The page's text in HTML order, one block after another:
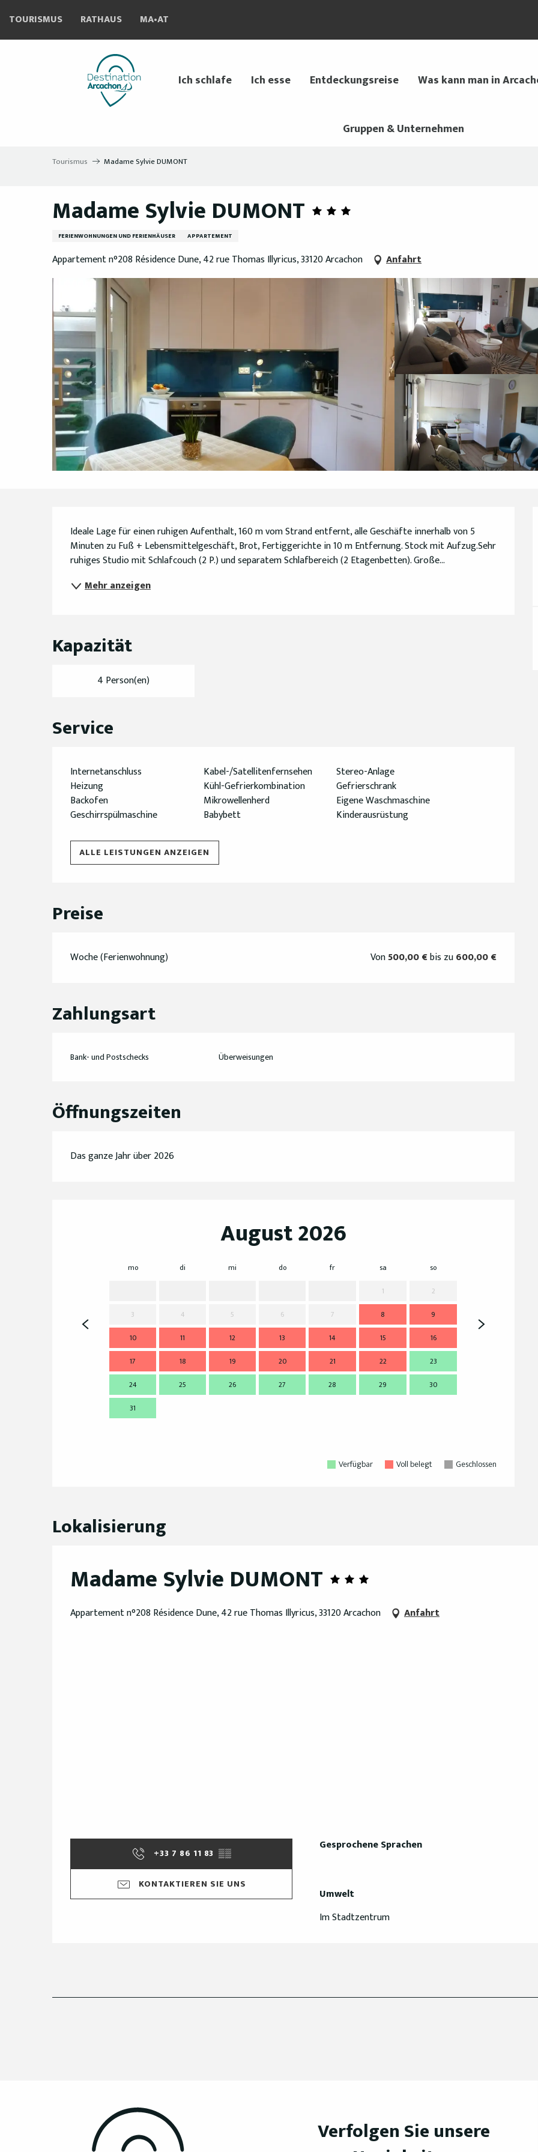
contenu
TOURISMUS RATHAUS MA•AT
Ich schlafe Ich esse Entdeckungsreise Was kann man in
Gruppen & Unternehmen
Tourismus Madame Sylvie DUMONT
Madame Sylvie DUMONT
FERIENWOHNUNGEN UND FERIENHÄUSER APPARTEMENT
Appartement n°208 Résidence Dune, 42 rue Thomas Illyricus, 33120 Arcachon Anfahrt
Beschreibung
Ideale Lage für einen ruhigen Aufenthalt, 160 m vom Strand entfernt, alle Geschäfte innerhalb von 5
Minuten zu Fuß + Lebensmittelgeschäft, Brot, Fertiggerichte in 10 m Entfernung. Stock mit Aufzug.Sehr
ruhiges Studio mit Schlafcouch (2 P.) und separatem Schlafbereich (2 Etagenbetten). Große...
Mehr anzeigen
Kapazität
4 Person(en)
Service
Internetanschluss Kabel-/Satellitenfernsehen
Stereo-Anlage
Heizung
Kühl-Gefrierkombination
Gefrierschrank
Backofen
Mikrowellenherd
Eigene Waschmaschine
Geschirrspülmaschine
Babybett Kinderausrüstung
ALLE LEISTUNGEN ANZEIGEN
Preise
Woche (Ferienwohnung) Von500,00 €bis zu600,00 €
Zahlungsart
Bank- und Postschecks Überweisungen
Öffnungszeiten
Das ganze Jahr über 2026
August 2026
mo di mi do fr sa
so
1
2
3
4 5 6 7 8
9
10
11 12 13 14 15
16
17
18 19 20 21 22
23
24
25 26 27 28 29
30
31
Verfügbar Voll belegt Geschlossen
Lokalisierung
Madame Sylvie DUMONT
Appartement n°208 Résidence Dune, 42 rue Thomas Illyricus, 33120 Arcachon Anfahrt
+33 7 86 11 83 ▒▒
KONTAKTIEREN SIE UNS
Gesprochene Sprachen
Gesprochene Sprachen
Umwelt
Umwelt
Im Stadtzentrum
Verfolgen Sie unsere